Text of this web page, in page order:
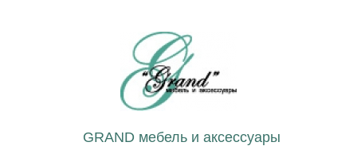
GRAND мебель и аксессуары